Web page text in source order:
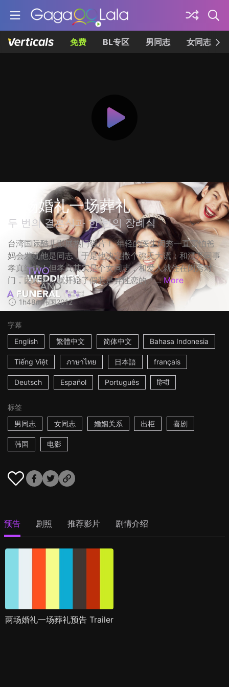
免费 BL专区 男同志 女同志
两场婚礼一场葬礼
두 번의 결혼식과 한 번의 장례식
台湾国际酷儿影展热门强片！ 年轻的医生闵秀一直害怕爸
妈会发现他是同志，于是他决定撒个弥天大谎：和漂亮同事
孝真结婚！但孝真其实是个女同志，和爱人就住在闵秀对
门，因此两人就开始了假装是异性恋的「... More
1h48m韩国2012
字幕
English
繁體中文 简体中文 Bahasa Indonesia
Tiếng Việt ภาษาไทย 日本語 français
Deutsch Español Português हिन्दी
标签
男同志
女同志 婚姻关系 出柜 喜剧
韩国 电影
预告 剧照 推荐影片 剧情介绍
两场婚礼一场葬礼预告 Trailer